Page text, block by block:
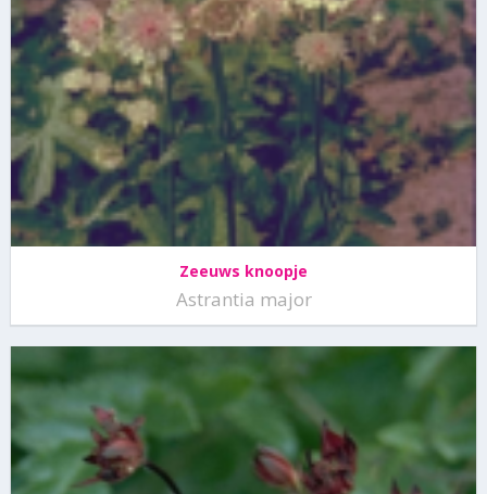
Zeeuws knoopje
Astrantia major